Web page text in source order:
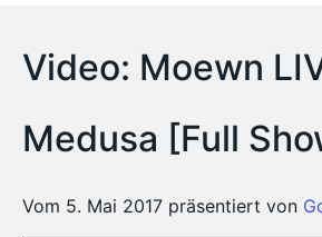
Video: Moewn
Medusa [Full
Vom 5. Mai 2017 präsentiert von